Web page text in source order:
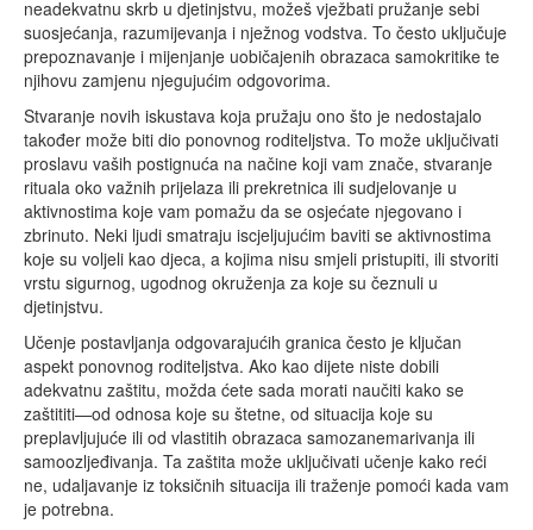
neadekvatnu skrb u djetinjstvu, možeš vježbati pružanje sebi
suosjećanja, razumijevanja i nježnog vodstva. To često uključuje
prepoznavanje i mijenjanje uobičajenih obrazaca samokritike te
njihovu zamjenu njegujućim odgovorima.
Stvaranje novih iskustava koja pružaju ono što je nedostajalo
također može biti dio ponovnog roditeljstva. To može uključivati
proslavu vaših postignuća na načine koji vam znače, stvaranje
rituala oko važnih prijelaza ili prekretnica ili sudjelovanje u
aktivnostima koje vam pomažu da se osjećate njegovano i
zbrinuto. Neki ljudi smatraju iscjeljujućim baviti se aktivnostima
koje su voljeli kao djeca, a kojima nisu smjeli pristupiti, ili stvoriti
vrstu sigurnog, ugodnog okruženja za koje su čeznuli u
djetinjstvu.
Učenje postavljanja odgovarajućih granica često je ključan
aspekt ponovnog roditeljstva. Ako kao dijete niste dobili
adekvatnu zaštitu, možda ćete sada morati naučiti kako se
zaštititi—od odnosa koje su štetne, od situacija koje su
preplavljujuće ili od vlastitih obrazaca samozanemarivanja ili
samoozljeđivanja. Ta zaštita može uključivati učenje kako reći
ne, udaljavanje iz toksičnih situacija ili traženje pomoći kada vam
je potrebna.